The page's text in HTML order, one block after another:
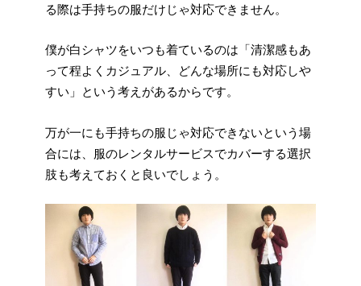
る際は手持ちの服だけじゃ対応できません。
僕が白シャツをいつも着ているのは「清潔感もあ
って程よくカジュアル、どんな場所にも対応しや
すい」という考えがあるからです。
万が一にも手持ちの服じゃ対応できないという場
合には、服のレンタルサービスでカバーする選択
肢も考えておくと良いでしょう。